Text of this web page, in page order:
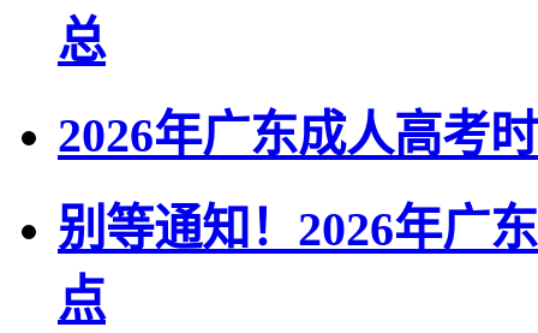
总
2026年广东成人高考
别等通知！2026年广
点